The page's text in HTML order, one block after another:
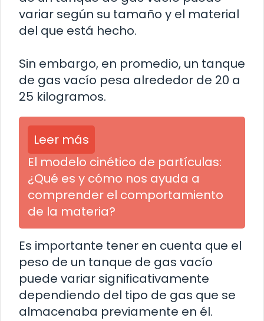
variar según su tamaño y el material
del que está hecho.
Sin embargo, en promedio, un tanque
de gas vacío pesa alrededor de 20 a
25 kilogramos.
Leer más
El modelo cinético de partículas:
¿Qué es y cómo nos ayuda a
comprender el comportamiento
de la materia?
Es importante tener en cuenta que el
peso de un tanque de gas vacío
puede variar significativamente
dependiendo del tipo de gas que se
almacenaba previamente en él.